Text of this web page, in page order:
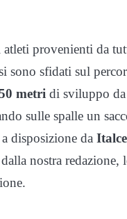
provenienti da
sono sfidati sul
metri di sviluppo
sulle spalle un
disposizione da
nostra redazione,